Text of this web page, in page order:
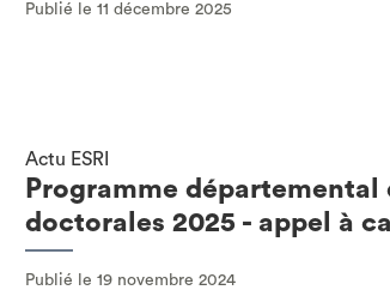
Publié le 11 décembre 2025
Actu ESRI
Programme départemental
doctorales 2025 - appel à
Publié le 19 novembre 2024